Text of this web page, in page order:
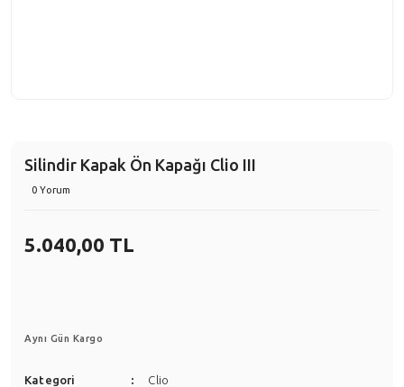
Silindir Kapak Ön Kapağı Clio III
0 Yorum
5.040,00 TL
Aynı Gün Kargo
Kategori
Clio